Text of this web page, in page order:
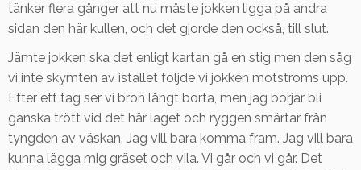
tänker flera gånger att nu måste jokken ligga på andra
sidan den här kullen, och det gjorde den också, till slut.
Jämte jokken ska det enligt kartan gå en stig men den såg
vi inte skymten av istället följde vi jokken motströms upp.
Efter ett tag ser vi bron långt borta, men jag börjar bli
ganska trött vid det här laget och ryggen smärtar från
tyngden av väskan. Jag vill bara komma fram. Jag vill bara
kunna lägga mig gräset och vila. Vi går och vi går. Det